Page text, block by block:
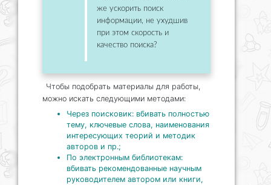
же ускорить поиск
информации, не ухудшив
при этом скорость и
качество поиска?
Чтобы подобрать материалы для работы,
можно искать следующими методами:
Через поисковик: вбивать полностью
тему, ключевые слова, наименования
интересующих теорий и методик
авторов и пр.;
По электронным библиотекам:
вбивать рекомендованные научным
руководителем автором или книги,